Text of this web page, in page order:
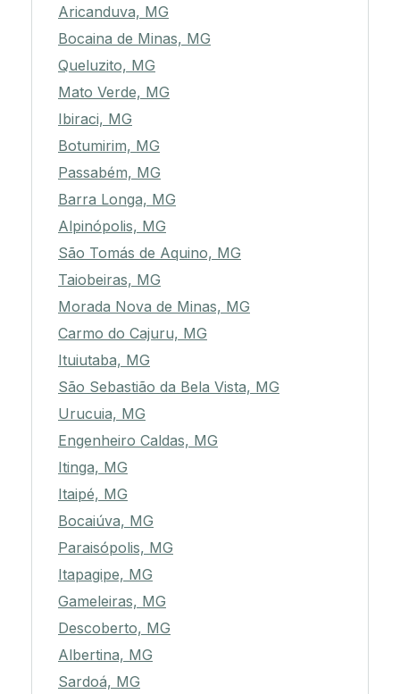
Aricanduva, MG
Bocaina de Minas, MG
Queluzito, MG
Mato Verde, MG
Ibiraci, MG
Botumirim, MG
Passabém, MG
Barra Longa, MG
Alpinópolis, MG
São Tomás de Aquino, MG
Taiobeiras, MG
Morada Nova de Minas, MG
Carmo do Cajuru, MG
Ituiutaba, MG
São Sebastião da Bela Vista, MG
Urucuia, MG
Engenheiro Caldas, MG
Itinga, MG
Itaipé, MG
Bocaiúva, MG
Paraisópolis, MG
Itapagipe, MG
Gameleiras, MG
Descoberto, MG
Albertina, MG
Sardoá, MG